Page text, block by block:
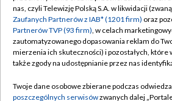
Emisja w TVP
Centrum informacji TVP
Naziemna Telewizja Cyfrowa
Rada Programowa
Polityka
Moje zgody
Pomoc
Kontakt
nas, czyli Telewizję Polską S.A. w likwidacji
Zaufanych Partnerów z IAB* (1201 firm) oraz
Partnerów TVP (93 firm), w celach
zautomatyzowanego dopasowania reklam do
mierzenia ich skuteczności) i pozostałych, które
także zgody na udostępnianie przez nas
Twoje dane osobowe zbierane podczas
poszczególnych serwisówzwanych dalej